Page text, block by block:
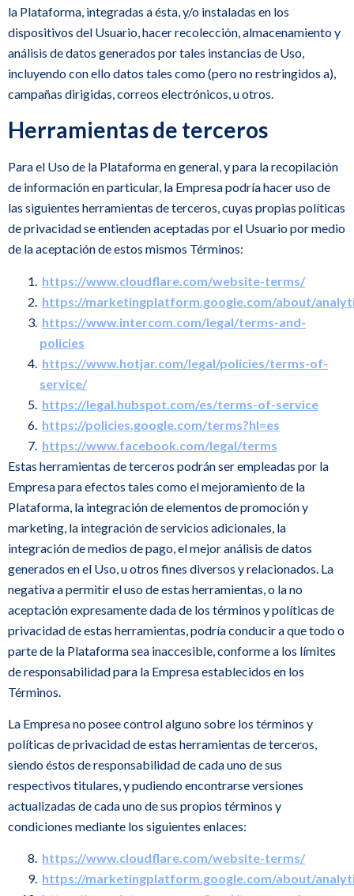
la Plataforma, integradas a ésta, y/o instaladas en los
dispositivos del Usuario, hacer recolección, almacenamiento y
análisis de datos generados por tales instancias de Uso,
incluyendo con ello datos tales como (pero no restringidos a),
campañas dirigidas, correos electrónicos, u otros.
Herramientas de terceros
Para el Uso de la Plataforma en general, y para la recopilación
de información en particular, la Empresa podría hacer uso de
las siguientes herramientas de terceros, cuyas propias políticas
de privacidad se entienden aceptadas por el Usuario por medio
de la aceptación de estos mismos Términos:
https://www.cloudflare.com/website-terms/
https://marketingplatform.google.com/about/
https://www.intercom.com/legal/terms-and-
policies
https://www.hotjar.com/legal/policies/terms-of-
service/
https://legal.hubspot.com/es/terms-of-service
https://policies.google.com/terms?hl=es
https://www.facebook.com/legal/terms
Estas herramientas de terceros podrán ser empleadas por la
Empresa para efectos tales como el mejoramiento de la
Plataforma, la integración de elementos de promoción y
marketing, la integración de servicios adicionales, la
integración de medios de pago, el mejor análisis de datos
generados en el Uso, u otros fines diversos y relacionados. La
negativa a permitir el uso de estas herramientas, o la no
aceptación expresamente dada de los términos y políticas de
privacidad de estas herramientas, podría conducir a que todo o
parte de la Plataforma sea inaccesible, conforme a los límites
de responsabilidad para la Empresa establecidos en los
Términos.
La Empresa no posee control alguno sobre los términos y
políticas de privacidad de estas herramientas de terceros,
siendo éstos de responsabilidad de cada uno de sus
respectivos titulares, y pudiendo encontrarse versiones
actualizadas de cada uno de sus propios términos y
condiciones mediante los siguientes enlaces:
https://www.cloudflare.com/website-terms/
https://marketingplatform.google.com/about/